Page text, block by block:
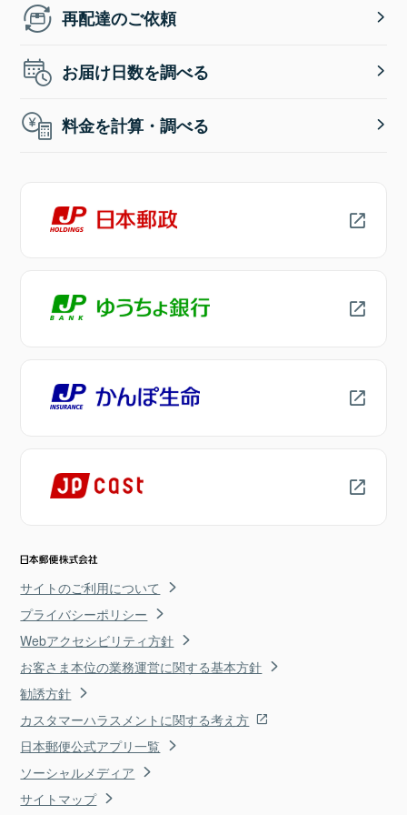
再配達のご依頼
お届け日数を調べる
料金を計算・調べる
サイトのご利用について
プライバシーポリシー
Webアクセシビリティ方針
お客さま本位の業務運営に関する基本方針
勧誘方針
カスタマーハラスメントに関する考え方
日本郵便公式アプリ一覧
ソーシャルメディア
サイトマップ